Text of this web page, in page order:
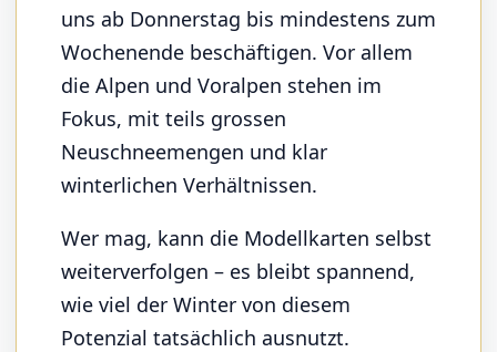
uns ab Donnerstag bis mindestens zum
Wochenende beschäftigen. Vor allem
die Alpen und Voralpen stehen im
Fokus, mit teils grossen
Neuschneemengen und klar
winterlichen Verhältnissen.
Wer mag, kann die Modellkarten selbst
weiterverfolgen – es bleibt spannend,
wie viel der Winter von diesem
Potenzial tatsächlich ausnutzt.